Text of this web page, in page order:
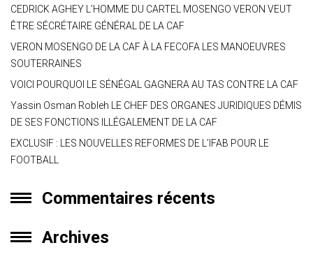
CEDRICK AGHEY L’HOMME DU CARTEL MOSENGO VERON VEUT
ÊTRE SÉCRÉTAIRE GÉNÉRAL DE LA CAF
VERON MOSENGO DE LA CAF À LA FECOFA LES MANOEUVRES
SOUTERRAINES
VOICI POURQUOI LE SÉNÉGAL GAGNERA AU TAS CONTRE LA CAF
Yassin Osman Robleh LE CHEF DES ORGANES JURIDIQUES DÉMIS
DE SES FONCTIONS ILLÉGALEMENT DE LA CAF
EXCLUSIF : LES NOUVELLES REFORMES DE L’IFAB POUR LE
FOOTBALL
Commentaires récents
Archives